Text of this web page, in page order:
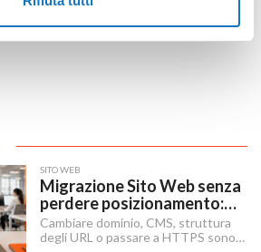
SITO WEB
Migrazione Sito Web senza
perdere posizionamento:
Redirect 301, URL e
Checklist SEO
Cambiare dominio, CMS, struttura
degli URL o passare a HTTPS sono i